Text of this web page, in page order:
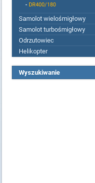
- DR400/180
Samolot wielośmigłowy
Samolot turbośmigłowy
Odrzutowiec
Helikopter
Wyszukiwanie